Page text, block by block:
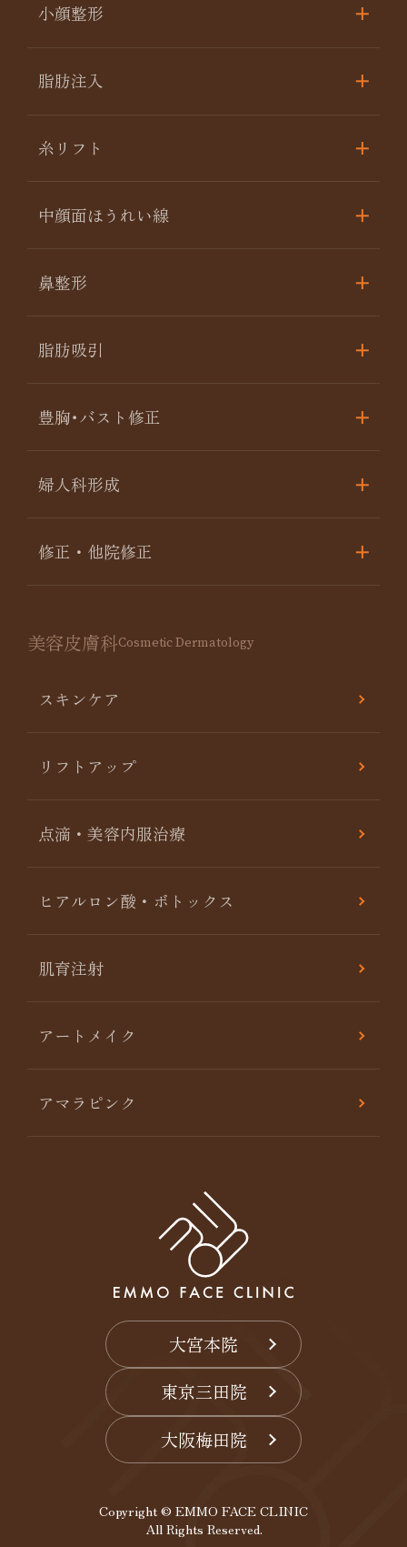
小顔整形
脂肪注入
糸リフト
中顔面ほうれい線
鼻整形
脂肪吸引
豊胸･バスト修正
婦人科形成
修正・他院修正
美容皮膚科Cosmetic Dermatology
スキンケア
リフトアップ
点滴・美容内服治療
ヒアルロン酸・ボトックス
肌育注射
アートメイク
アマラピンク
大宮本院
東京三田院
大阪梅田院
Copyright © EMMO FACE CLINIC
All Rights Reserved.